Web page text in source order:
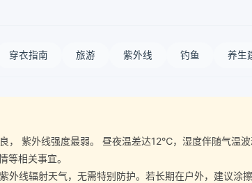
穿衣指南 旅游 紫外线 钓鱼 养生
紫外线强度最弱。 昼夜温差达12℃，湿度伴随气温
等相关事宜。
线辐射天气，无需特别防护。若长期在户外，建议涂